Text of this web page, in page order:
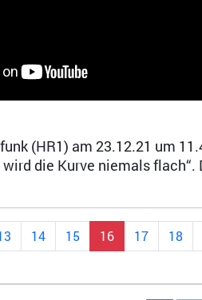
(HR1) am 23.12.21 um
die Kurve niemals
14 15 16 17 18